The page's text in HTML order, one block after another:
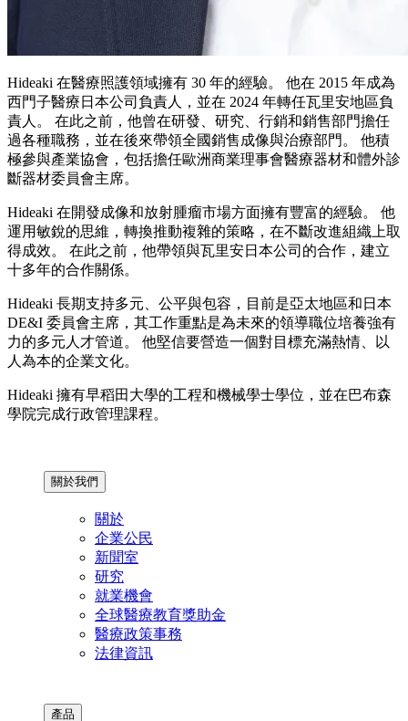
Hideaki 在醫療照護領域擁有 30 年的經驗。 他在 2015 年成為
西門子醫療日本公司負責人，並在 2024 年轉任瓦里安地區負
責人。 在此之前，他曾在研發、研究、行銷和銷售部門擔任
過各種職務，並在後來帶領全國銷售成像與治療部門。 他積
極參與產業協會，包括擔任歐洲商業理事會醫療器材和體外診
斷器材委員會主席。
Hideaki 在開發成像和放射腫瘤市場方面擁有豐富的經驗。 他
運用敏銳的思維，轉換推動複雜的策略，在不斷改進組織上取
得成效。 在此之前，他帶領與瓦里安日本公司的合作，建立
十多年的合作關係。
Hideaki 長期支持多元、公平與包容，目前是亞太地區和日本
DE&I 委員會主席，其工作重點是為未來的領導職位培養強有
力的多元人才管道。 他堅信要營造一個對目標充滿熱情、以
人為本的企業文化。
Hideaki 擁有早稻田大學的工程和機械學士學位，並在巴布森
學院完成行政管理課程。
關於我們
關於
企業公民
新聞室
研究
就業機會
全球醫療教育獎助金
醫療政策事務
法律資訊
產品